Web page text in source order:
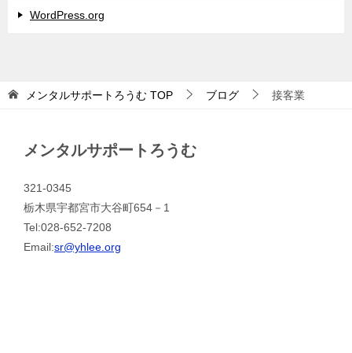
WordPress.org
メンタルサポートろうむ TOP ブログ 接客業
メンタルサポートろうむ
321-0345
栃木県宇都宮市大谷町654－1
Tel:028-652-7208
Email:sr@yhlee.org